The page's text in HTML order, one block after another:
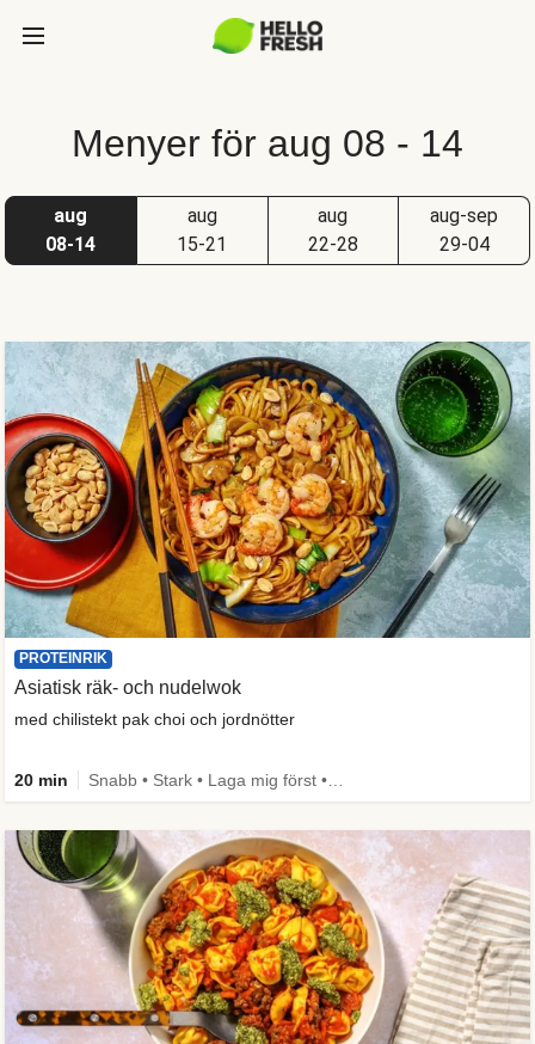
Menyer för aug 08 - 14
aug
08-14
aug
15-21
aug
22-28
aug-sep
29-04
PROTEINRIK
Asiatisk räk- och nudelwok
med chilistekt pak choi och jordnötter
20 min